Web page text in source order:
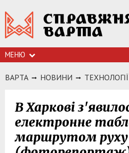
МЕНЮ
ВАРТА НОВИНИ ТЕХНОЛОГIЇ
В Харкові
електронне
маршрутом руху